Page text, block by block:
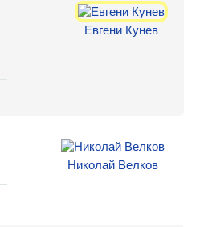
Евгени Кунев
Николай Велков